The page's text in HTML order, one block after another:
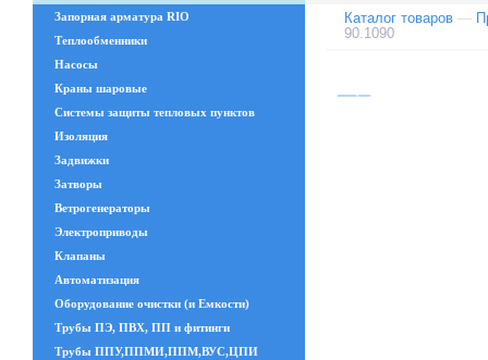
Запорная арматура RIO
Теплообменники
Насосы
Краны шаровые
Системы защиты тепловых пунктов
Изоляция
Задвижки
Затворы
Ветрогенераторы
Электроприводы
Клапаны
Автоматизация
Оборудование очистки (и Емкости)
Трубы ПЭ, ПВХ, ПП и фитинги
Трубы ППУ,ППМИ,ППМ,ВУС,ЦПИ
Каталог товаров —
90.1090